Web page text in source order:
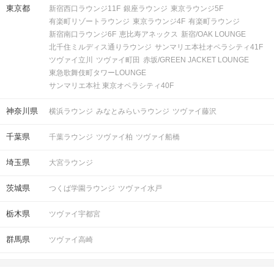
東京都 新宿西口ラウンジ11F 銀座ラウンジ 東京ラウンジ5F
有楽町リゾートラウンジ 東京ラウンジ4F 有楽町ラウンジ
新宿南口ラウンジ6F 恵比寿アネックス 新宿/OAK LOUNGE
北千住ミルディス通りラウンジ サンマリエ本社オペラシティ41F
ツヴァイ立川
ツヴァイ町田 赤坂/GREEN JACKET LOUNGE
東急歌舞伎町タワーLOUNGE
サンマリエ本社 東京オペラシティ40F
神奈川県 横浜ラウンジ みなとみらいラウンジ ツヴァイ藤沢
千葉県 千葉ラウンジ ツヴァイ柏 ツヴァイ船橋
埼玉県 大宮ラウンジ
茨城県 つくば学園ラウンジ ツヴァイ水戸
栃木県 ツヴァイ宇都宮
群馬県 ツヴァイ高崎